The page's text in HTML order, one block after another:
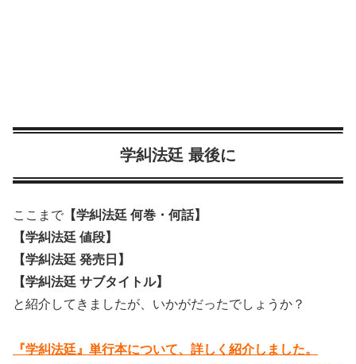
学糾法廷 最後に
ここまで 【学糾法廷 何巻・何話】
【学糾法廷 値段】
【学糾法廷 発売日】
【学糾法廷 サブタイトル】
と紹介してきましたが、いかがだったでしょうか？
『学糾法廷』単行本について、詳しく紹介しました。